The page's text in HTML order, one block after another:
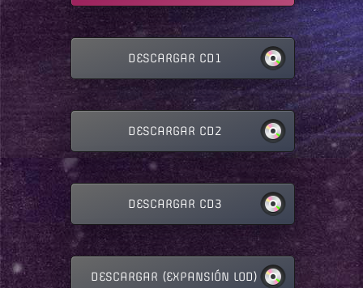
DESCARGAR CD1
DESCARGAR CD2
DESCARGAR CD3
DESCARGAR (EXPANSIÓN LOD)